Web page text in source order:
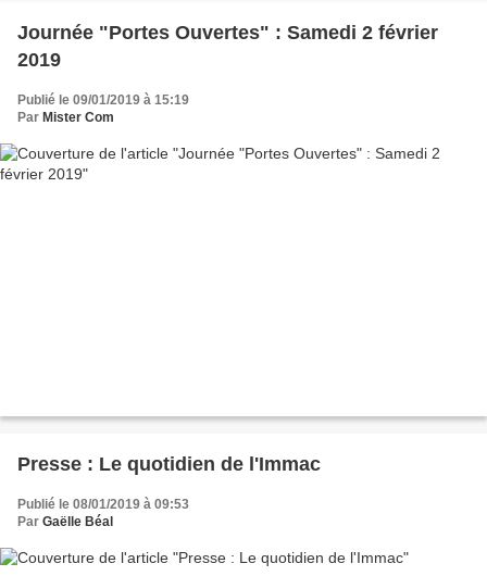
Journée "Portes Ouvertes" : Samedi 2 février
2019
Publié le 09/01/2019 à 15:19
Par Mister Com
Presse : Le quotidien de l'Immac
Publié le 08/01/2019 à 09:53
Par Gaëlle Béal